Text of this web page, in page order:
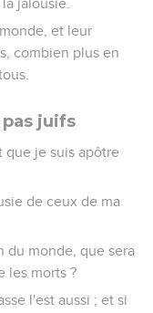
jalousie.
et leur
combien plus en
juifs
que je suis apôtre
de ceux de ma
du monde, que sera
les morts ?
l'est aussi ; et si